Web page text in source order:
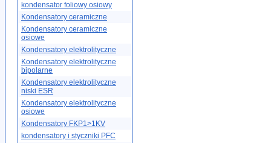
kondensator foliowy osiowy
Kondensatory ceramiczne
Kondensatory ceramiczne
osiowe
Kondensatory elektrolityczne
Kondensatory elektrolityczne
bipolarne
Kondensatory elektrolityczne
niski ESR
Kondensatory elektrolityczne
osiowe
Kondensatory FKP1>1KV
kondensatory i styczniki PFC